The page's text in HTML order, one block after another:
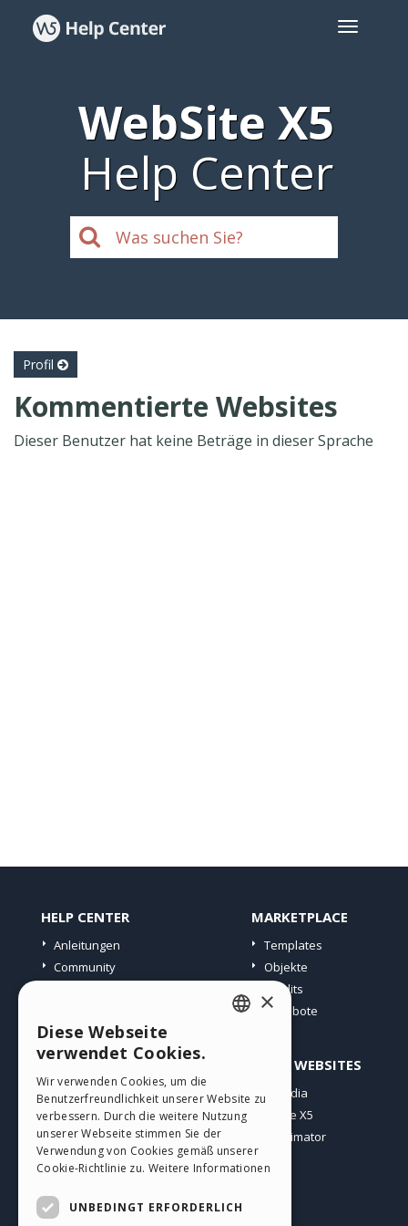
WebSite X5
Help Center
Profil
Kommentierte Websites
Dieser Benutzer hat keine Beträge in dieser Sprache
HELP CENTER
Anleitungen
Community
MARKETPLACE
Templates
Objekte
Credits
Angebote
PROFIL
Meine Beiträge
Meine Lizenz
Download
Webhosting
ANDERE WEBSITES
Incomedia
WebSite X5
WebAnimator
GERMAN
SPANISH
PORTUGUESE
×
Diese Webseite
verwendet Cookies.
Wir verwenden Cookies, um die
Benutzerfreundlichkeit unserer Website zu
verbessern. Durch die weitere Nutzung
unserer Webseite stimmen Sie der
Verwendung von Cookies gemäß unserer
Cookie-Richtlinie zu. Weitere Informationen
UNBEDINGT ERFORDERLICH